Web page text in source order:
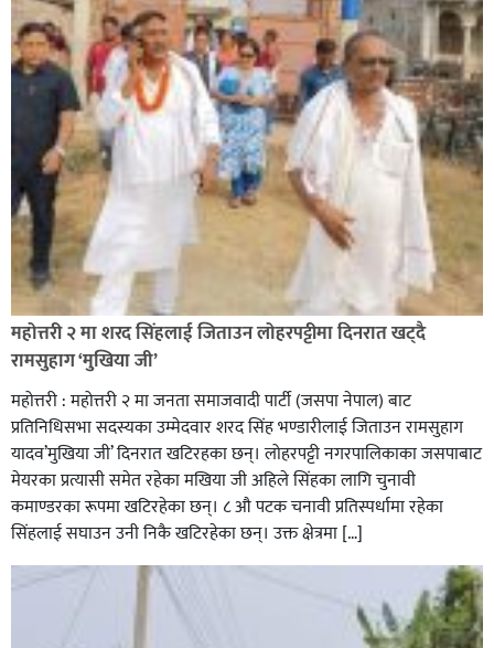
सिराहा-२ मा संजय यादव भिड्ने !
रक्तदान सेवामा जिल्लामै दोस्रो स्थान ल्याएकोमा जनमत नेताद्वय
रेडक्रस सिराहा द्वारा सम्मानित
सिराहाको औरहीमा जेन-जी भेला सम्पन्न
महोत्तरी २ मा शरद सिंहलाई जिताउन लोहरपट्टीमा दिनरात खट्दै
रामसुहाग ‘मुखिया जी’
महोत्तरी : महोत्तरी २ मा जनता समाजवादी पार्टी (जसपा नेपाल) बाट
प्रतिनिधिसभा सदस्यका उम्मेदवार शरद सिंह भण्डारीलाई जिताउन रामसुहाग
यादव’मुखिया जी’ दिनरात खटिरहका छन्। लोहरपट्टी नगरपालिकाका जसपाबाट
मेयरका प्रत्यासी समेत रहेका मखिया जी अहिले सिंहका लागि चुनावी
कमाण्डरका रूपमा खटिरहेका छन्। ८ औ पटक चनावी प्रतिस्पर्धामा रहेका
सिंहलाई सघाउन उनी निकै खटिरहेका छन्। उक्त क्षेत्रमा […]